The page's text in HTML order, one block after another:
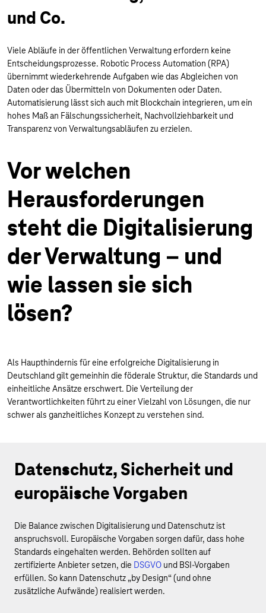
und Co.
Viele Abläufe in der öffentlichen Verwaltung erfordern keine
Entscheidungsprozesse. Robotic Process Automation (RPA)
übernimmt wiederkehrende Aufgaben wie das Abgleichen von
Daten oder das Übermitteln von Dokumenten oder Daten.
Automatisierung lässt sich auch mit Blockchain integrieren, um ein
hohes Maß an Fälschungssicherheit, Nachvollziehbarkeit und
Transparenz von Verwaltungsabläufen zu erzielen.
Vor welchen
Herausforderungen
steht die Digitalisierung
der Verwaltung – und
wie lassen sie sich
lösen?
Als Haupthindernis für eine erfolgreiche Digitalisierung in
Deutschland gilt gemeinhin die föderale Struktur, die Standards und
einheitliche Ansätze erschwert. Die Verteilung der
Verantwortlichkeiten führt zu einer Vielzahl von Lösungen, die nur
schwer als ganzheitliches Konzept zu verstehen sind.
Datenschutz, Sicherheit und
europäische Vorgaben
Die Balance zwischen Digitalisierung und Datenschutz ist
anspruchsvoll. Europäische Vorgaben sorgen dafür, dass hohe
Standards eingehalten werden. Behörden sollten auf
zertifizierte Anbieter setzen, die DSGVO und BSI-Vorgaben
erfüllen. So kann Datenschutz „by Design“ (und ohne
zusätzliche Aufwände) realisiert werden.